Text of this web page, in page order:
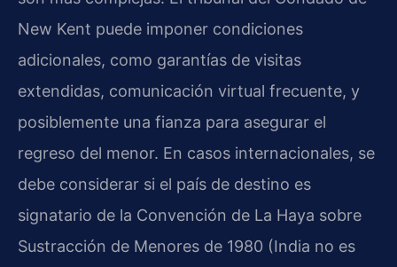
New Kent puede imponer condiciones
adicionales, como garantías de visitas
extendidas, comunicación virtual frecuente, y
posiblemente una fianza para asegurar el
regreso del menor. En casos internacionales, se
debe considerar si el país de destino es
signatario de la Convención de La Haya sobre
Sustracción de Menores de 1980 (India no es